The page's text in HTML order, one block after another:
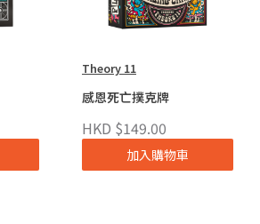
Theory 11
感恩死亡撲克牌
HKD $149.00
加入購物車